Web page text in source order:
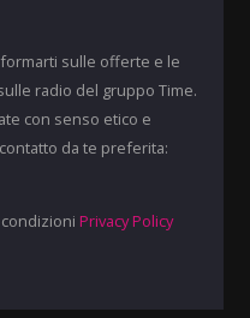
sulle offerte e le
radio del gruppo Time.
con senso etico e
da te preferita:
Privacy Policy